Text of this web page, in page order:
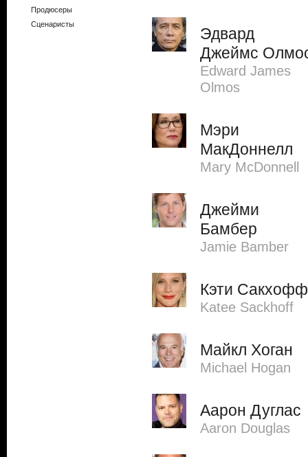
Продюсеры
Сценаристы
Эдвард
Джеймс
Edward James
Olmos
Мэри
МакДоннелл
Mary McDonnell
Джейми
Бамбер
Jamie Bamber
Кэти Сакхофф
Katee Sackhoff
Майкл Хоган
Michael Hogan
Аарон Дуглас
Aaron Douglas